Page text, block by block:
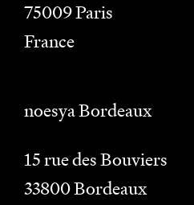
75009Paris
France
noesya Bordeaux
15 rue des Bouviers
33800Bordeaux